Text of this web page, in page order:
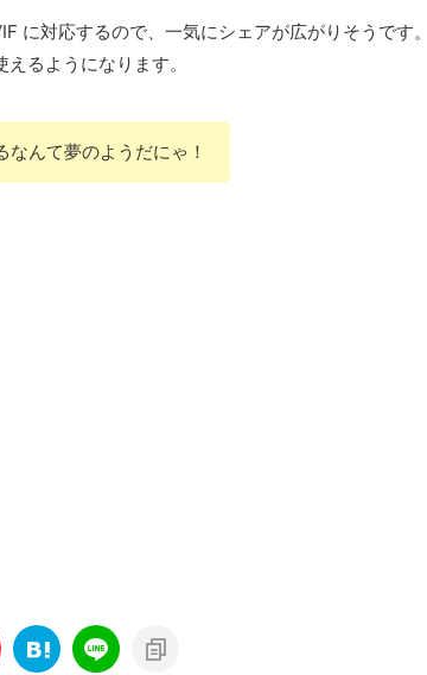
に対応するので、一気にシェアが広がりそうです。
るようになります。
んて夢のようだにゃ！